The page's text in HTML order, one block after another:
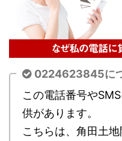
0224623845に
この電話番号や
供があります。
こちらは、角田土地